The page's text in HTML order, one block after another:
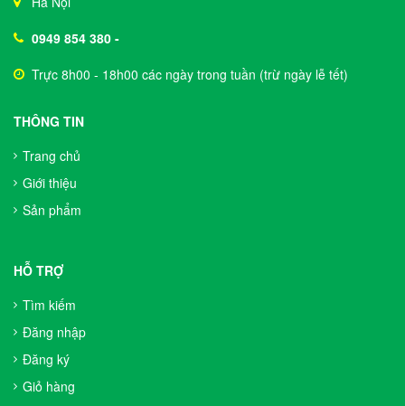
0949 854 380 -
Trực 8h00 - 18h00 các ngày trong tuần (trừ ngày lễ tết)
THÔNG TIN
Trang chủ
Giới thiệu
Sản phẩm
HỖ TRỢ
Tìm kiếm
Đăng nhập
Đăng ký
Giỏ hàng